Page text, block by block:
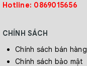
Hotline: 0869015656
CHÍNH SÁCH
Chính sách bán hàng
Chính sách bảo mật